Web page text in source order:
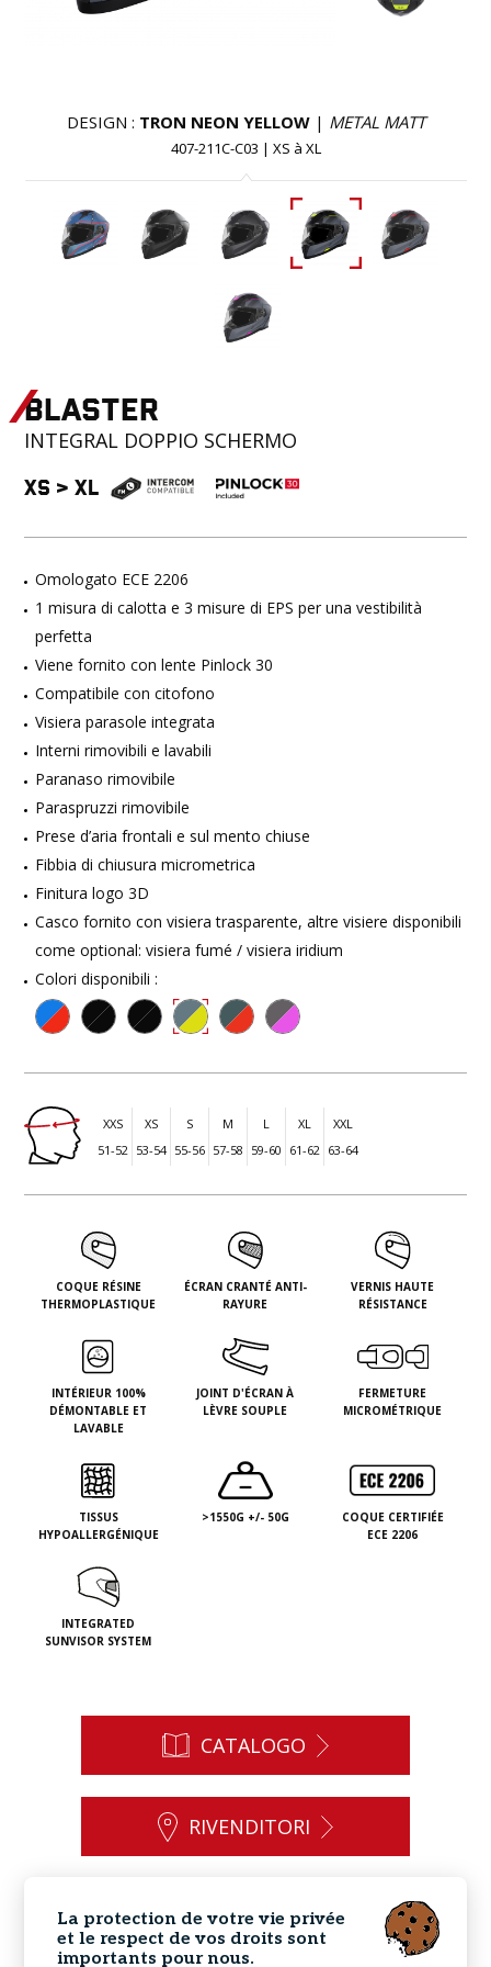
DESIGN : TRON NEON YELLOW| METAL MATT
407-211C-C03 | XS à XL
BLASTER
INTEGRAL DOPPIO SCHERMO
XS >XL
Omologato ECE 2206
1 misura di calotta e 3 misure di EPS per una vestibilità
perfetta
Viene fornito con lente Pinlock 30
Compatibile con citofono
Visiera parasole integrata
Interni rimovibili e lavabili
Paranaso rimovibile
Paraspruzzi rimovibile
Prese d’aria frontali e sul mento chiuse
Fibbia di chiusura micrometrica
Finitura logo 3D
Casco fornito con visiera trasparente, altre visiere disponibili
come optional: visiera fumé / visiera iridium
Colori disponibili :
XXS
51-52
XS
53-54
S
55-56
M
57-58
L
59-60
XL
61-62
XXL
63-64
COQUE RÉSINE
THERMOPLASTIQUE
ÉCRAN CRANTÉ ANTI-
RAYURE
VERNIS HAUTE
RÉSISTANCE
INTÉRIEUR 100%
DÉMONTABLE ET
LAVABLE
JOINT D'ÉCRAN À
LÈVRE SOUPLE
FERMETURE
MICROMÉTRIQUE
TISSUS
HYPOALLERGÉNIQUE
>1550G +/- 50G
COQUE CERTIFIÉE
ECE 2206
INTEGRATED
SUNVISOR SYSTEM
CATALOGO
RIVENDITORI
CONTATTO
La protection de votre vie privée
et le respect de vos droits sont
importants pour nous.